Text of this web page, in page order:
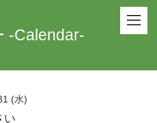
-Calendar-
(水)
い